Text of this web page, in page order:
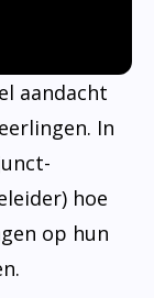
aandacht
In
hoe
op hun